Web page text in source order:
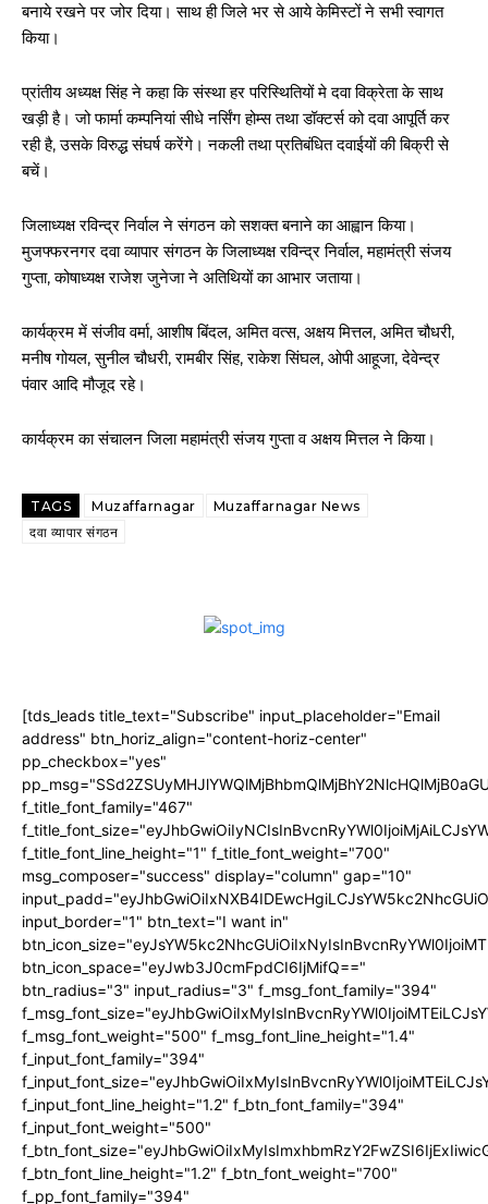
बनाये रखने पर जोर दिया। साथ ही जिले भर से आये केमिस्टों ने सभी स्वागत
किया।
प्रांतीय अध्यक्ष सिंह ने कहा कि संस्था हर परिस्थितियों मे दवा विक्रेता के साथ
खड़ी है। जो फार्मा कम्पनियां सीधे नर्सिंग होम्स तथा डॉक्टर्स को दवा आपूर्ति कर
रही है, उसके विरुद्ध संघर्ष करेंगे। नकली तथा प्रतिबंधित दवाईयों की बिक्री से
बचें।
जिलाध्यक्ष रविन्द्र निर्वाल ने संगठन को सशक्त बनाने का आह्वान किया।
मुजफ्फरनगर दवा व्यापार संगठन के जिलाध्यक्ष रविन्द्र निर्वाल, महामंत्री संजय
गुप्ता, कोषाध्यक्ष राजेश जुनेजा ने अतिथियों का आभार जताया।
कार्यक्रम में संजीव वर्मा, आशीष बिंदल, अमित वत्स, अक्षय मित्तल, अमित चौधरी,
मनीष गोयल, सुनील चौधरी, रामबीर सिंह, राकेश सिंघल, ओपी आहूजा, देवेन्द्र
पंवार आदि मौजूद रहे।
कार्यक्रम का संचालन जिला महामंत्री संजय गुप्ता व अक्षय मित्तल ने किया।
TAGS Muzaffarnagar
Muzaffarnagar News
दवा व्यापार संगठन
[tds_leads title_text="Subscribe" input_placeholder="Email
address" btn_horiz_align="content-horiz-center"
pp_checkbox="yes"
f_title_font_family="467"
f_title_font_line_height="1" f_title_font_weight="700"
msg_composer="success" display="column" gap="10"
input_border="1" btn_text="I want in"
btn_icon_space="eyJwb3J0cmFpdCI6IjMifQ=="
btn_radius="3" input_radius="3" f_msg_font_family="394"
f_msg_font_weight="500" f_msg_font_line_height="1.4"
f_input_font_family="394"
f_input_font_line_height="1.2" f_btn_font_family="394"
f_input_font_weight="500"
f_btn_font_line_height="1.2" f_btn_font_weight="700"
f_pp_font_family="394"